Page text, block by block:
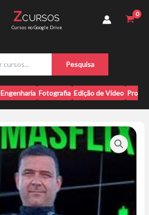
ZCURSOS
Cursos no Google Drive
s
q
u
i
a
r
Pesquisa
Engenharia Fotografia Edição de Vídeo